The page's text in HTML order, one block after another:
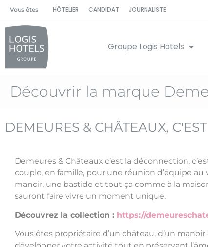
Vous êtes HÔTELIER CANDIDAT JOURNALISTE
Groupe Logis Hotels
Découvrir la marque
DEMEURES & CHÂTEAUX, C'EST
Demeures & Châteaux c’est la déconnection,
couple, en famille, pour une réunion d’équipe
manoir, une bastide et tout ça comme à la
sauront faire vivre un moment unique.
Découvrez la collection : https://
Vous êtes propriétaire d’un château, d’un